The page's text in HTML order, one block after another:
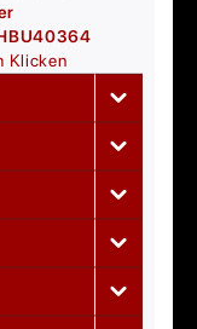
Klicken